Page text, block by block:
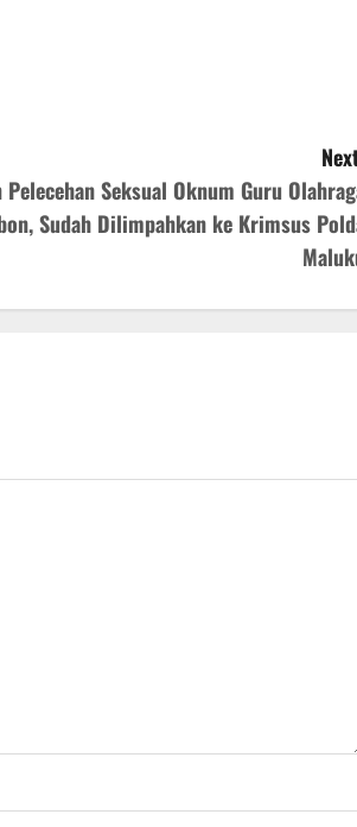
Pelecehan Seksual Oknum Guru
Sudah Dilimpahkan ke Krimsus